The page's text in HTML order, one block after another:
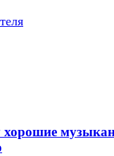
хорошие